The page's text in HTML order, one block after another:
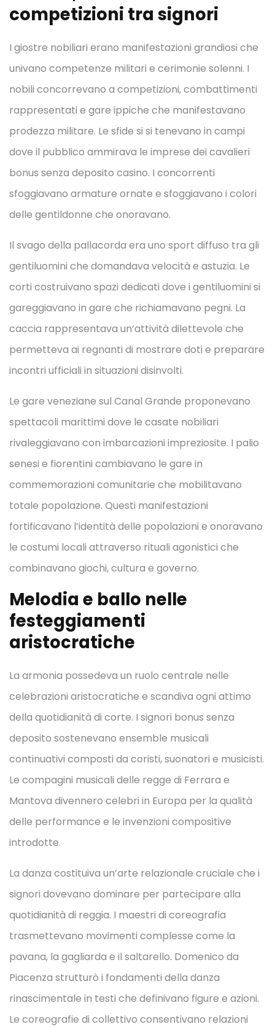
competizioni tra signori
I giostre nobiliari erano manifestazioni grandiosi che
univano competenze militari e cerimonie solenni. I
nobili concorrevano a competizioni, combattimenti
rappresentati e gare ippiche che manifestavano
prodezza militare. Le sfide si si tenevano in campi
dove il pubblico ammirava le imprese dei cavalieri
bonus senza deposito casino. I concorrenti
sfoggiavano armature ornate e sfoggiavano i colori
delle gentildonne che onoravano.
Il svago della pallacorda era uno sport diffuso tra gli
gentiluomini che domandava velocità e astuzia. Le
corti costruivano spazi dedicati dove i gentiluomini si
gareggiavano in gare che richiamavano pegni. La
caccia rappresentava un’attività dilettevole che
permetteva ai regnanti di mostrare doti e preparare
incontri ufficiali in situazioni disinvolti.
Le gare veneziane sul Canal Grande proponevano
spettacoli marittimi dove le casate nobiliari
rivaleggiavano con imbarcazioni impreziosite. I palio
senesi e fiorentini cambiavano le gare in
commemorazioni comunitarie che mobilitavano
totale popolazione. Questi manifestazioni
fortificavano l’identità delle popolazioni e onoravano
le costumi locali attraverso rituali agonistici che
combinavano giochi, cultura e governo.
Melodia e ballo nelle
festeggiamenti
aristocratiche
La armonia possedeva un ruolo centrale nelle
celebrazioni aristocratiche e scandiva ogni attimo
della quotidianità di corte. I signori bonus senza
deposito sostenevano ensemble musicali
continuativi composti da coristi, suonatori e musicisti.
Le compagini musicali delle regge di Ferrara e
Mantova divennero celebri in Europa per la qualità
delle performance e le invenzioni compositive
introdotte.
La danza costituiva un’arte relazionale cruciale che i
signori dovevano dominare per partecipare alla
quotidianità di reggia. I maestri di coreografia
trasmettevano movimenti complesse come la
pavana, la gagliarda e il saltarello. Domenico da
Piacenza strutturò i fondamenti della danza
rinascimentale in testi che definivano figure e azioni.
Le coreografie di collettivo consentivano relazioni